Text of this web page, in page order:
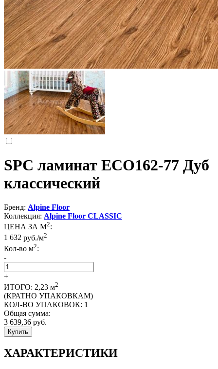
SPC ламинат ЕСО162-77 Дуб
классический
Бренд: Alpine Floor
Коллекция: Alpine Floor CLASSIC
ЦЕНА ЗА М2:
1 632 руб./м2
Кол-во м2:
-
+
ИТОГО: 2,23 м2
(КРАТНО УПАКОВКАМ)
КОЛ-ВО УПАКОВОК: 1
Общая сумма:
3 639,36 руб.
Купить
ХАРАКТЕРИСТИКИ